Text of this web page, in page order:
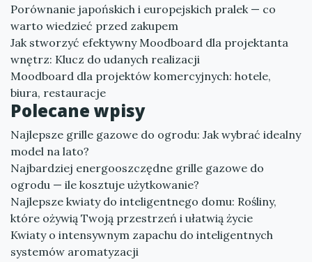
Porównanie japońskich i europejskich pralek — co
warto wiedzieć przed zakupem
Jak stworzyć efektywny Moodboard dla projektanta
wnętrz: Klucz do udanych realizacji
Moodboard dla projektów komercyjnych: hotele,
biura, restauracje
Polecane wpisy
Najlepsze grille gazowe do ogrodu: Jak wybrać idealny
model na lato?
Najbardziej energooszczędne grille gazowe do
ogrodu — ile kosztuje użytkowanie?
Najlepsze kwiaty do inteligentnego domu: Rośliny,
które ożywią Twoją przestrzeń i ułatwią życie
Kwiaty o intensywnym zapachu do inteligentnych
systemów aromatyzacji